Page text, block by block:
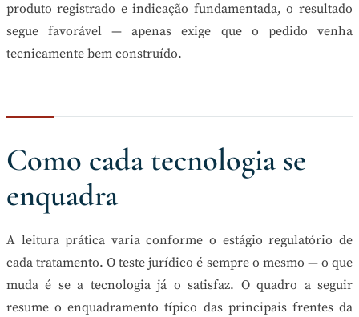
produto registrado e indicação fundamentada, o resultado
segue favorável — apenas exige que o pedido venha
tecnicamente bem construído.
Como cada tecnologia se
enquadra
A leitura prática varia conforme o estágio regulatório de
cada tratamento. O teste jurídico é sempre o mesmo — o que
muda é se a tecnologia já o satisfaz. O quadro a seguir
resume o enquadramento típico das principais frentes da